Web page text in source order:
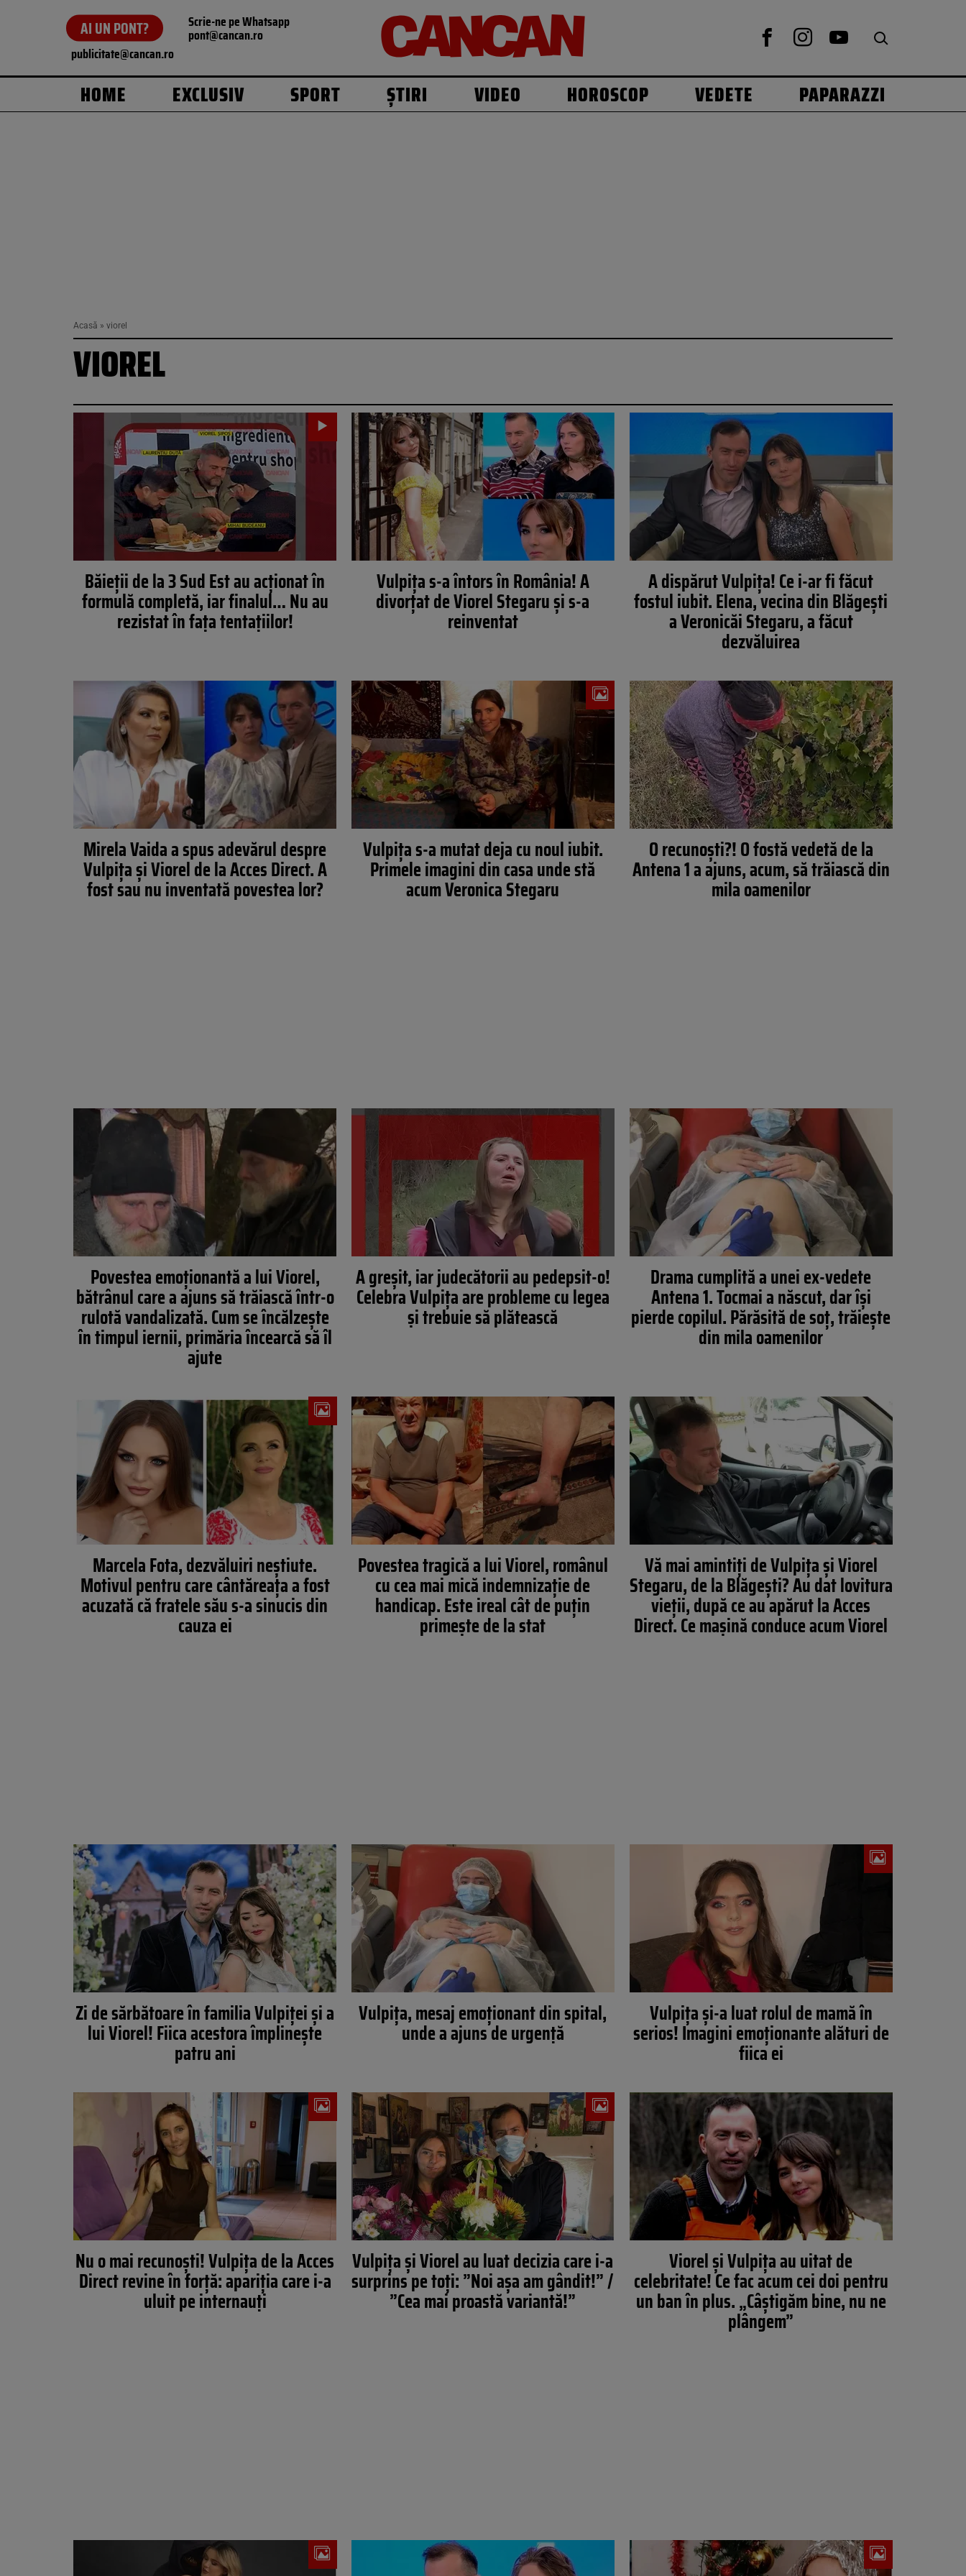
AI UN PONT? Scrie-ne pe Whatsapp
pont@cancan.ro
publicitate@cancan.ro
HOME EXCLUSIV SPORT ȘTIRI VIDEO HOROSCOP VEDETE PAPARAZZI
Acasă » viorel
VIOREL
Băieţii de la 3 Sud Est au acţionat în
formulă completă, iar finalul… Nu au
rezistat în faţa tentaţiilor!
Vulpiţa s-a întors în România! A
divorţat de Viorel Stegaru şi s-a
reinventat
A dispărut Vulpița! Ce i-ar fi făcut
fostul iubit. Elena, vecina din Blăgești
a Veronicăi Stegaru, a făcut
dezvăluirea
Mirela Vaida a spus adevărul despre
Vulpiţa şi Viorel de la Acces Direct. A
fost sau nu inventată povestea lor?
Vulpița s-a mutat deja cu noul iubit.
Primele imagini din casa unde stă
acum Veronica Stegaru
O recunoști?! O fostă vedetă de la
Antena 1 a ajuns, acum, să trăiască din
mila oamenilor
Povestea emoționantă a lui Viorel,
bătrânul care a ajuns să trăiască într-o
rulotă vandalizată. Cum se încălzește
în timpul iernii, primăria încearcă să îl
ajute
A greșit, iar judecătorii au pedepsit-o!
Celebra Vulpița are probleme cu legea
și trebuie să plătească
Drama cumplită a unei ex-vedete
Antena 1. Tocmai a născut, dar își
pierde copilul. Părăsită de soț, trăiește
din mila oamenilor
Marcela Fota, dezvăluiri neștiute.
Motivul pentru care cântăreața a fost
acuzată că fratele său s-a sinucis din
cauza ei
Povestea tragică a lui Viorel, românul
cu cea mai mică indemnizație de
handicap. Este ireal cât de puțin
primește de la stat
Vă mai amintiţi de Vulpiţa şi Viorel
Stegaru, de la Blăgeşti? Au dat lovitura
vieţii, după ce au apărut la Acces
Direct. Ce maşină conduce acum Viorel
Zi de sărbătoare în familia Vulpiței și a
lui Viorel! Fiica acestora împlinește
patru ani
Vulpița, mesaj emoționant din spital,
unde a ajuns de urgență
Vulpița și-a luat rolul de mamă în
serios! Imagini emoționante alături de
fiica ei
Nu o mai recunoști! Vulpița de la Acces
Direct revine în forță: apariția care i-a
uluit pe internauți
Vulpița și Viorel au luat decizia care i-a
surprins pe toți: ”Noi așa am gândit!” /
”Cea mai proastă variantă!”
Viorel și Vulpița au uitat de
celebritate! Ce fac acum cei doi pentru
un ban în plus. „Câștigăm bine, nu ne
plângem”